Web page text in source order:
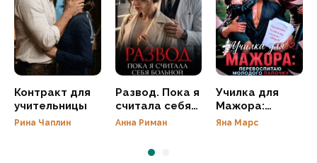
Контракт для
учительницы
Рина Чаплин
Развод. Пока я
считала себя
больной
Анна Риман
Училка для
Мажора:
перевоспитаю
Яна Марс